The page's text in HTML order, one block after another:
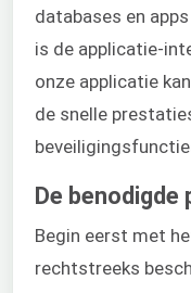
databases en
is de applicatie-
onze applicatie
de snelle
De
Begin eerst met
rechtstreeks